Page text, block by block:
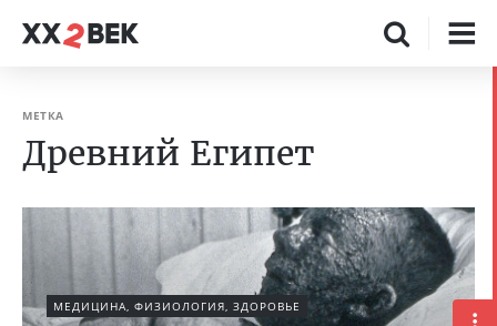
МЕТКА
Древний Египет
МЕДИЦИНА, ФИЗИОЛОГИЯ, ЗДОРОВЬЕ